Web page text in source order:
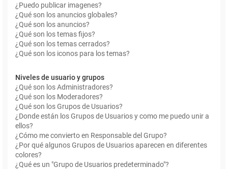
¿Puedo publicar imagenes?
¿Qué son los anuncios globales?
¿Qué son los anuncios?
¿Qué son los temas fijos?
¿Qué son los temas cerrados?
¿Qué son los iconos para los temas?
Niveles de usuario y grupos
¿Qué son los Administradores?
¿Qué son los Moderadores?
¿Qué son los Grupos de Usuarios?
¿Donde están los Grupos de Usuarios y como me puedo unir a
ellos?
¿Cómo me convierto en Responsable del Grupo?
¿Por qué algunos Grupos de Usuarios aparecen en diferentes
colores?
¿Qué es un "Grupo de Usuarios predeterminado"?